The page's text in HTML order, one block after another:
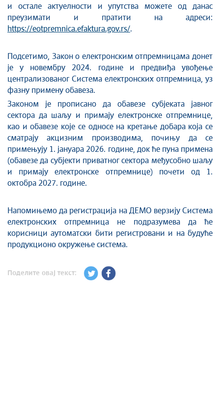
и остале актуелности и упутства можете од данас
преузимати и пратити на адреси:
https://eotpremnica.efaktura.gov.rs/.
Подсетимо, Закон о електронским отпремницама донет
је у новембру 2024. године и предвиђа увођење
централизованог Система електронских отпремница, уз
фазну примену обавеза.
Законом је прописано да обавезе субјеката јавног
сектора да шаљу и примају електронске отпремнице,
као и обавезе које се односе на кретање добара која се
сматрају акцизним производима, почињу да се
примењују 1. јануара 2026. године, док ће пуна примена
(обавезе да субјекти приватног сектора међусобно шаљу
и примају електронске отпремнице) почети од 1.
октобра 2027. године.
Напомињемо да регистрација на ДЕМО верзију Система
електронских отпремница не подразумева да ће
корисници аутоматски бити регистровани и на будуће
продукционо окружење система.
Поделите овај текст: